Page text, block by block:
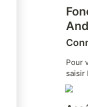
Pour
saisir